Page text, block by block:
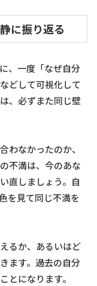
に振り返る
、一度「なぜ自分
どして可視化して
、必ずまた同じ壁
わなかったのか、
不満は、今のあな
直しましょう。自
を見て同じ不満を
るか、あるいはど
ます。過去の自分
とになります。